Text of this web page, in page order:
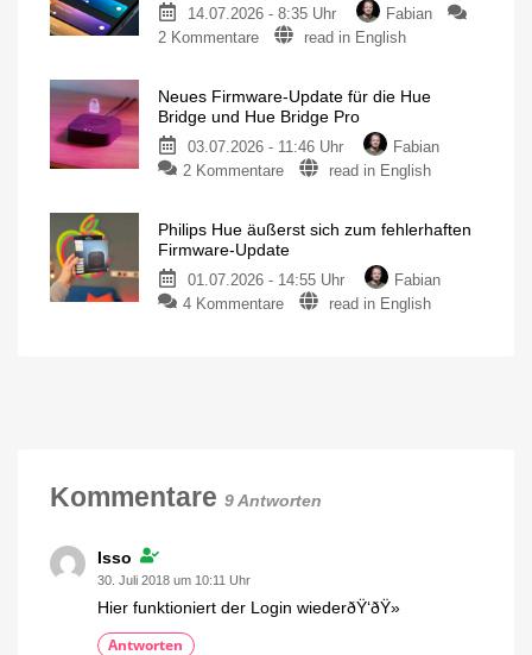
der
Hue
Neue
Firmware
veröffentlicht
14.07.2026 - 8:35 Uhr
Fabian
2 Kommentarezu
5.71:
Verbesserungen
für
MotionAware
erstellen
read in English
Neues Firmware-Update für die Hue
Bridge und Hue Bridge Pro
03.07.2026 - 11:46 Uhr
Fabian
2 Kommentarezu
Update
für
die
Hue
read in English
Philips Hue äußerst sich zum fehlerhaften
Firmware-Update
01.07.2026 - 14:55 Uhr
Fabian
4 Kommentarezu
Weniger
read in English
Kommentare 9 Antworten
Isso
30. Juli 2018 um 10:11 Uhr
Hier funktioniert der Login wiederðŸ‘ðŸ»
Antworten